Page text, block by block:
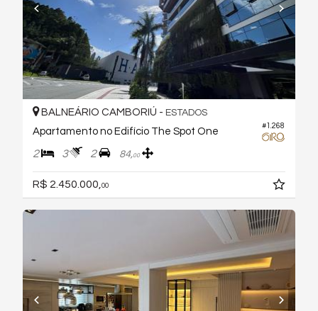
#1.268
BALNEÁRIO CAMBORIÚ - ESTADOS
Apartamento no Edifício The Spot One
2 3 2 84,00
R$ 2.450.000, 00